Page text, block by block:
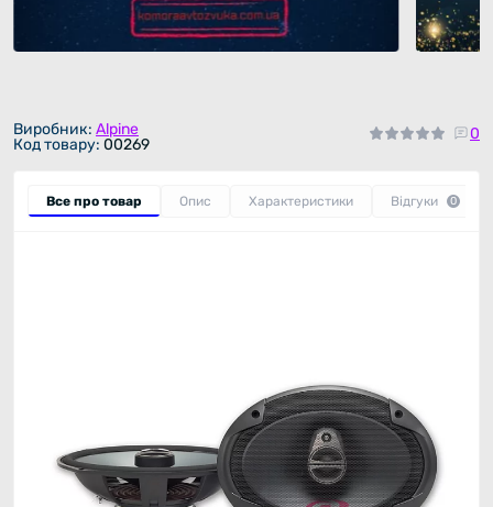
Виробник: Alpine
Код товару: 00269
0
Все про товар Опис Характеристики Відгуки 0